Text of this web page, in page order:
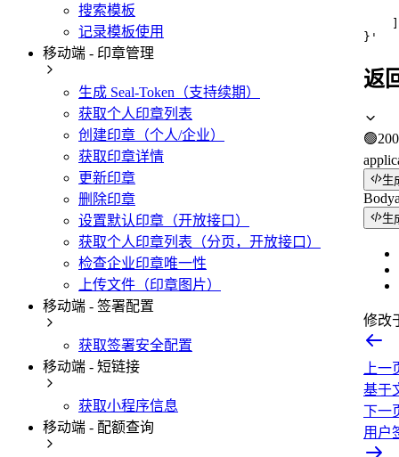
搜索模板
记录模板使用
移动端 - 印章管理
生成 Seal-Token（支持续期）
获取个人印章列表
创建印章（个人/企业）
获取印章详情
更新印章
删除印章
设置默认印章（开放接口）
获取个人印章列表（分页，开放接口）
检查企业印章唯一性
上传文件（印章图片）
移动端 - 签署配置
获取签署安全配置
移动端 - 短链接
获取小程序信息
移动端 - 配额查询
}'
返
🟢200
生
Body
生
修改
上一
基于
下一
用户